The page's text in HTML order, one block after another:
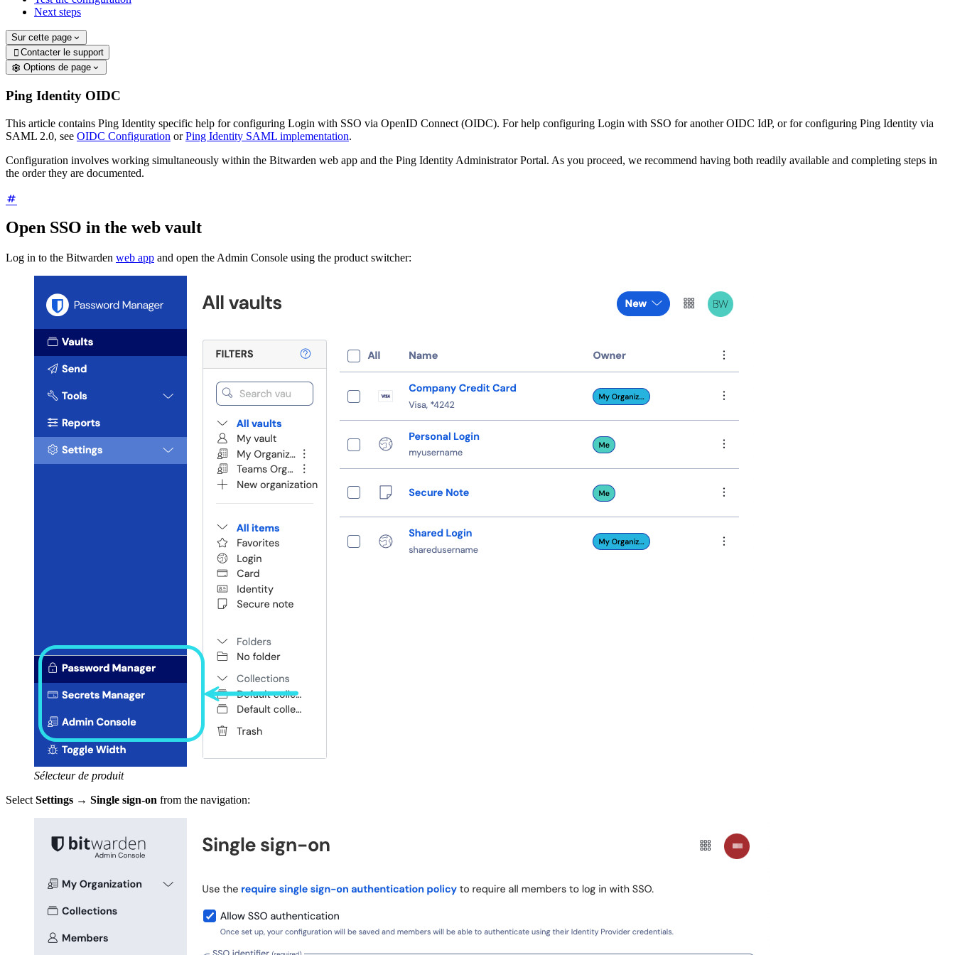
Next steps
Sur cette page
 Contacter le support
Options de page
Ping Identity OIDC
This article contains Ping Identity specific help for configuring Login with SSO via OpenID Connect (OIDC). For help configuring Login with SSO for another OIDC IdP, or for configuring Ping Identity via
SAML 2.0, see OIDC Configuration orPing Identity SAML implementation.
Configuration involves working simultaneously within the Bitwarden web app and the Ping Identity Administrator Portal. As you proceed, we recommend having both readily available and completing steps in
the order they are documented.
Open SSO in the web vault
Log in to the Bitwarden web app and open the Admin Console using the product switcher:
Sélecteur de produit
Select Settings → Single sign-on from the navigation: